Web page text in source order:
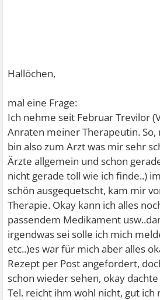
Hallöchen,
mal eine Frage:
Ich nehme seit Februar Trevilor
Anraten meiner Therapeutin. So,
bin also zum Arzt was mir sehr
Ärzte allgemein und schon
nicht gerade toll wie ich finde..)
schön ausgequetscht, kam mir
Therapie. Okay kann ich alles
passendem Medikament
irgendwas sei solle ich mich
etc..)es war für mich aber alles
Rezept per Post angefordert,
schon wieder sehen, okay
Tel. reicht ihm wohl nicht, gut